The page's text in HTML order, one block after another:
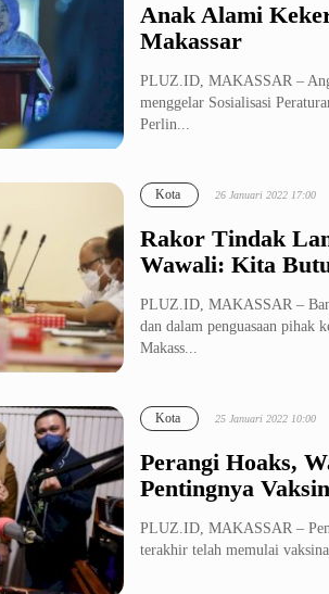
Anak Alami
Makassar
PLUZ.ID, MAKASSAR –
menggelar Sosialisasi
Perlin...
Rakor Tindak
Wawali: Kita
Kota 26 Januari 2022 17:00
PLUZ.ID, MAKASSAR –
dan dalam penguasaan pihak
Makass...
Perangi Hoaks,
Pentingnya
Kota 25 Januari 2022 10:00
PLUZ.ID, MAKASSAR –
terakhir telah memulai